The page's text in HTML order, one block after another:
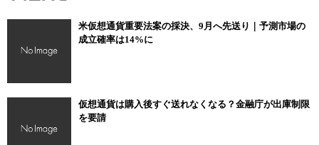
米仮想通貨重要法案の採決、9月へ先送り｜予測市場の
成立確率は14%に
仮想通貨は購入後すぐ送れなくなる？金融庁が出庫制限
を要請